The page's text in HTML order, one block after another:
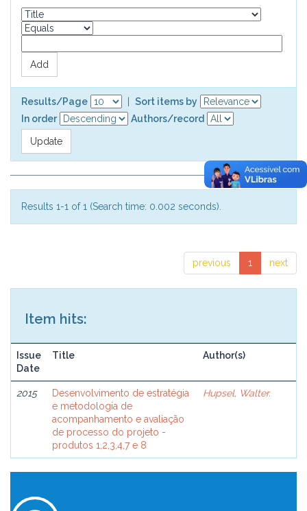
Results/Page
Sort items by
In order
Authors/record
Results 1-1 of 1 (Search time: 0.002 seconds).
previous 1 next
Item hits:
Issue
Date
Title Author(s)
2015
Desenvolvimento de estratégia
e metodologia de
acompanhamento e avaliação
de processo do projeto -
produtos 1,2,3,4,7 e 8
Hupsel, Walter.